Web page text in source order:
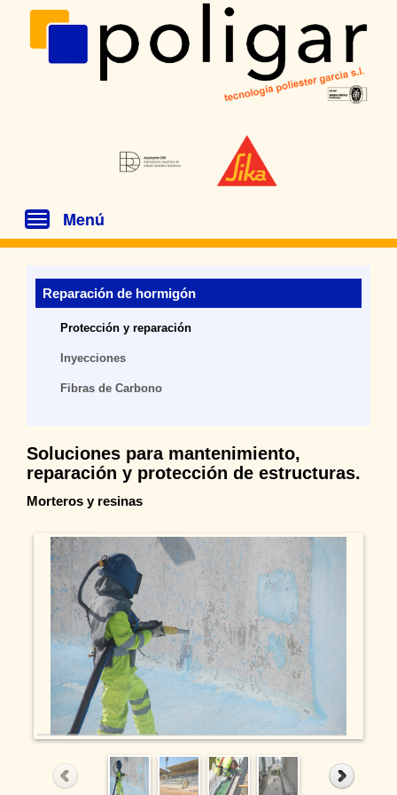
Toggle
navigation
Menú
Reparación de hormigón
Protección y reparación
Inyecciones
Fibras de Carbono
Soluciones para mantenimiento,
reparación y protección de estructuras.
Morteros y resinas